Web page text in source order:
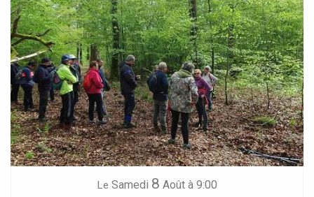
Le Samedi 8 Août à 9:00